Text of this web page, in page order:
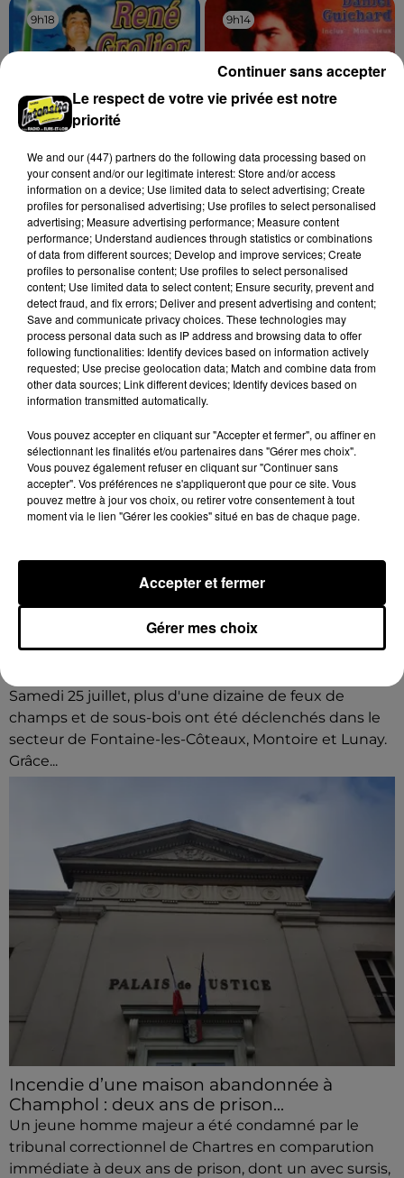
9h18
9h18
RENE GROLIER
Vive Le Mariage
9h14
9h14
DANIEL GUICHARD
Mon Vieux
A LA UNE Voir plus
Loir-et-Cher : un pyromane interpellé grâce
Samedi 25 juillet, plus d'une dizaine de feux de
champs et de sous-bois ont été déclenchés dans le
secteur de Fontaine-les-Côteaux, Montoire et Lunay.
Grâce...
Incendie d’une maison abandonnée à
Champhol : deux ans de prison...
Un jeune homme majeur a été condamné par le
tribunal correctionnel de Chartres en comparution
immédiate à deux ans de prison, dont un avec sursis,
Le respect de votre vie privée est notre
priorité
We and our (447) partnersdo the following data processing based on
your consent and/or our legitimate interest: Store and/or access
information on a device; Use limited data to select advertising; Create
profiles for personalised advertising; Use profiles to select personalised
advertising; Measure advertising performance; Measure content
performance; Understand audiences through statistics or combinations
of data from different sources; Develop and improve services; Create
profiles to personalise content; Use profiles to select personalised
content; Use limited data to select content; Ensure security, prevent and
detect fraud, and fix errors; Deliver and present advertising and content;
Save and communicate privacy choices. These technologies may
process personal data such as IP address and browsing data to offer
following functionalities: Identify devices based on information actively
requested; Use precise geolocation data; Match and combine data from
other data sources; Link different devices; Identify devices based on
information transmitted automatically.
Vous pouvez accepter en cliquant sur "Accepter et fermer", ou affiner en
sélectionnant les finalités et/ou partenaires dans "Gérer mes choix".
Vous pouvez également refuser en cliquant sur "Continuer sans
accepter". Vos préférences ne s'appliqueront que pour ce site. Vous
pouvez mettre à jour vos choix, ou retirer votre consentement à tout
moment via le lien "Gérer les cookies" situé en bas de chaque page.
Gérer mes choix
Accepter et fermer
Continuer sans accepter